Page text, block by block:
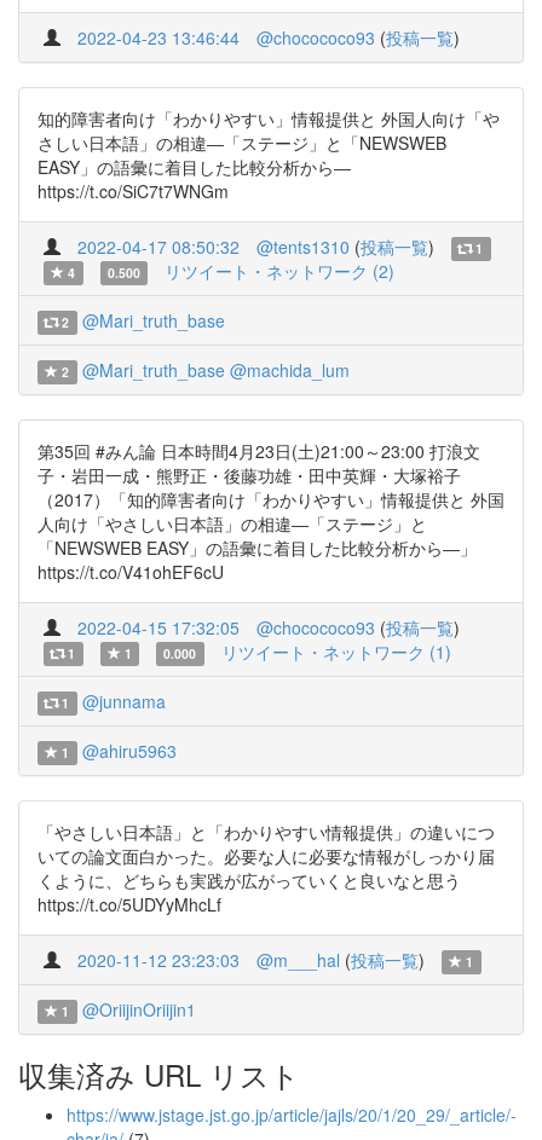
2022-04-23 13:46:44 @chocococo93 (投稿一覧)
知的障害者向け「わかりやすい」情報提供と 外国人向け「や
さしい日本語」の相違―「ステージ」と「NEWSWEB
EASY」の語彙に着目した比較分析から―
https://t.co/SiC7t7WNGm
2022-04-17 08:50:32 @tents1310 (投稿一覧)
1
4
0.500 リツイート・ネットワーク (2)
2 @Mari_truth_base
2 @Mari_truth_base @machida_lum
第35回 #みん論 日本時間4月23日(土)21:00～23:00 打浪文
子・岩田一成・熊野正・後藤功雄・田中英輝・大塚裕子
（2017）「知的障害者向け「わかりやすい」情報提供と 外国
人向け「やさしい日本語」の相違―「ステージ」と
「NEWSWEB EASY」の語彙に着目した比較分析から―」
https://t.co/V41ohEF6cU
2022-04-15 17:32:05 @chocococo93 (投稿一覧)
1 1 0.000 リツイート・ネットワーク (1)
1 @junnama
1 @ahiru5963
「やさしい日本語」と「わかりやすい情報提供」の違いにつ
いての論文面白かった。必要な人に必要な情報がしっかり届
くように、どちらも実践が広がっていくと良いなと思う
https://t.co/5UDYyMhcLf
2020-11-12 23:23:03 @m___hal (投稿一覧) 1
1 @OriijinOriijin1
収集済み URL リスト
https://www.jstage.jst.go.jp/article/jajls/20/1/20_29/_article/-